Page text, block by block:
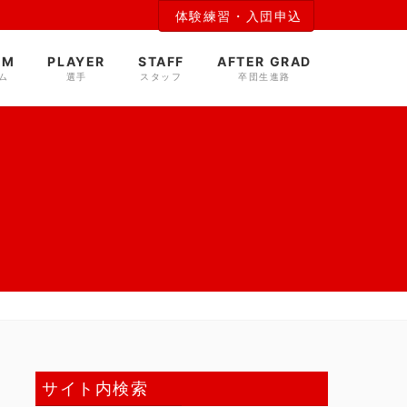
体験練習・入団申込
PLAYER
選手
STAFF
スタッフ
AFTER GRAD
卒団生進路
サイト内検索